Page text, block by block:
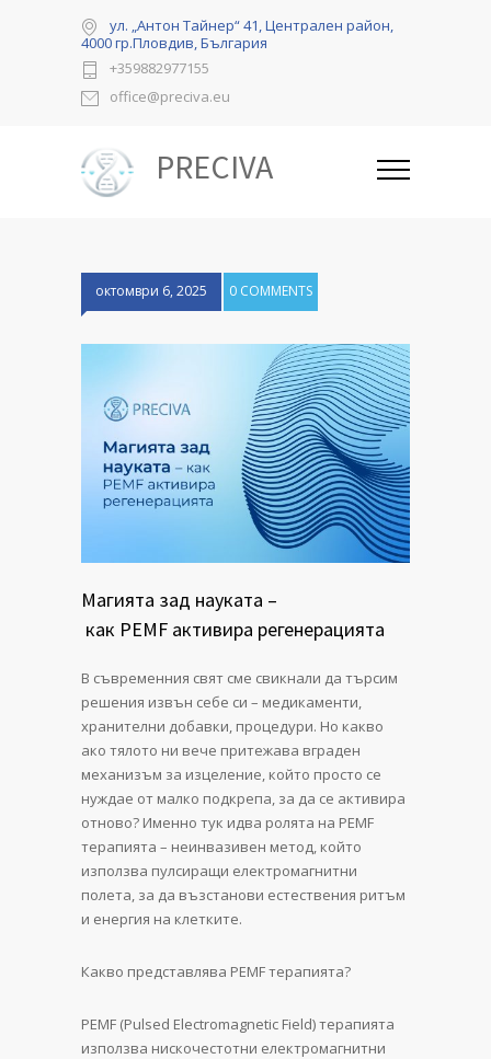
ул. „Антон Тайнер“ 41, Централен район,
4000 гр.Пловдив, България
+359882977155
office@preciva.eu
PRECIVA
октомври 6, 2025 0 COMMENTS
Магията зад науката –
как PEMF активира регенерацията
В съвременния свят сме свикнали да търсим
решения извън себе си – медикаменти,
хранителни добавки, процедури. Но какво
ако тялото ни вече притежава вграден
механизъм за изцеление, който просто се
нуждае от малко подкрепа, за да се активира
отново? Именно тук идва ролята на PEMF
терапията – неинвазивен метод, който
използва пулсиращи електромагнитни
полета, за да възстанови естествения ритъм
и енергия на клетките.
Какво представлява PEMF терапията?
PEMF (Pulsed Electromagnetic Field) терапията
използва нискочестотни електромагнитни